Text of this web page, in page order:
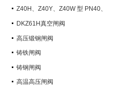
刀闸阀
Z40H、Z40Y、Z40W 型 PN40、
PN63 钢制楔式闸阀
DKZ61H真空闸阀
高压锻钢闸阀
铸铁闸阀
铸钢闸阀
高温高压闸阀